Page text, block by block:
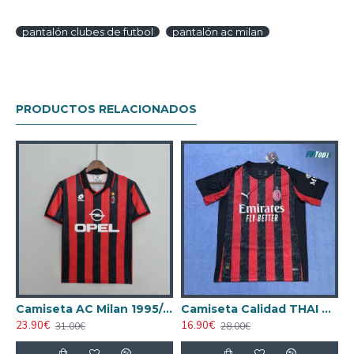
pantalón clubes de futbol pantalón ac milan
PRODUCTOS RELACIONADOS
Camiseta AC Milan 1995/1996 Local Retro
23.90€ 31.00€
Camiseta Calidad THAI AC Milan Local Primera Equipación 2025/26
16.90€ 28.00€